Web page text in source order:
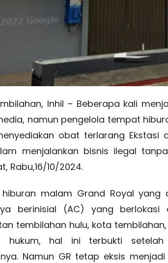
Inhil – Beberapa kali
namun pengelola tempat
obat terlarang Ekstasi
menjalankan bisnis ilegal
Rabu,16/10/2024.
malam Grand Royal yang
berinisial (AC) yang berlokasi
tembilahan hulu, kota
hukum, hal ini terbukti
Namun GR tetap eksis